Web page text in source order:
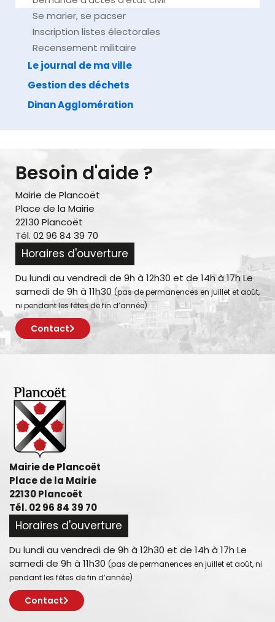
Se marier, se pacser
Inscription listes électorales
Recensement militaire
Le journal de ma ville
Gestion des déchets
Dinan Agglomération
Besoin d'aide ?
Mairie de Plancoët
Place de la Mairie
22130 Plancoët
Tél. 02 96 84 39 70
Horaires d'ouverture
Du lundi au vendredi de 9h à 12h30 et de 14h à 17h Le
samedi de 9h à 11h30 (pas de permanences en juillet et août,
ni pendant les fêtes de fin d’année)
Contact
Mairie de Plancoët
Place de la Mairie
22130 Plancoët
Tél. 02 96 84 39 70
Horaires d'ouverture
Du lundi au vendredi de 9h à 12h30 et de 14h à 17h Le
samedi de 9h à 11h30 (pas de permanences en juillet et août, ni
pendant les fêtes de fin d’année)
Contact